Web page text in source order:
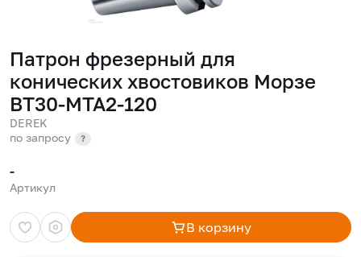
Патрон фрезерный для
конических хвостовиков Морзе
BT30-MTA2-120
DEREK
по запросу
?
-
Артикул
В корзину